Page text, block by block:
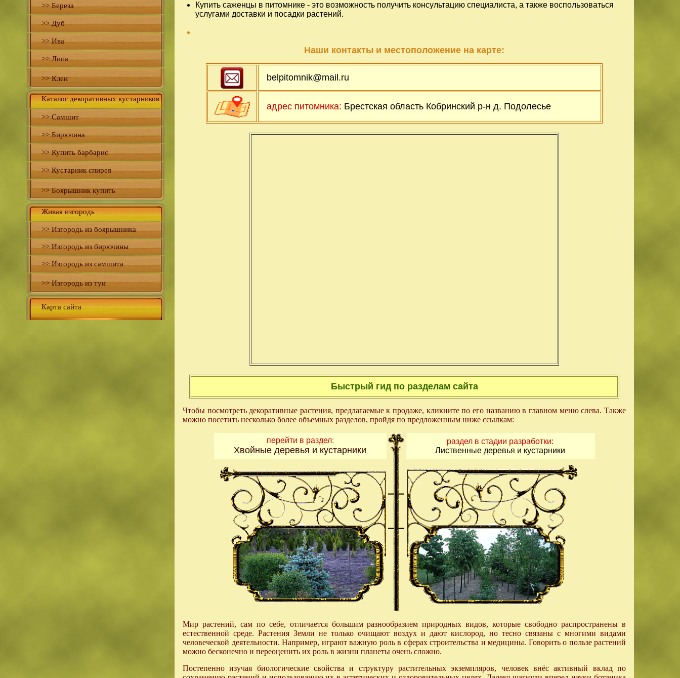
>> Береза
>> Дуб
>> Ива
>> Липа
>> Клен
Каталог декоративных кустарников
>> Самшит
>> Бирючина
>> Купить барбарис
>> Кустарник спирея
>> Боярышник купить
Живая изгородь
>> Изгородь из боярышника
>> Изгородь из бирючины
>> Изгородь из самшита
>> Изгородь из туи
Карта сайта
Купить саженцы в питомнике - это возможность получить консультацию специалиста, а также воспользоваться
услугами доставки и посадки растений.
Наши контакты и местоположение на карте:
belpitomnik@mail.ru
адрес питомника: Брестская область Кобринский р-н д. Подолесье
Быстрый гид по разделам сайта
Чтобы посмотреть декоративные растения, предлагаемые к продаже, кликните по его названию в главном меню слева. Также
можно посетить несколько более объемных разделов, пройдя по предложенным ниже ссылкам:
перейти в раздел:
Хвойные деревья и кустарники
раздел в стадии разработки:
Лиственные деревья и кустарники
Мир растений, сам по себе, отличается большим разнообразием природных видов, которые свободно распространены в
естественной среде. Растения Земли не только очищают воздух и дают кислород, но тесно связаны с многими видами
человеческой деятельности. Например, играют важную роль в сферах строительства и медицины. Говорить о пользе растений
можно бесконечно и переоценить их роль в жизни планеты очень сложно.
Постепенно изучая биологические свойства и структуру растительных экземпляров, человек внёс активный вклад по